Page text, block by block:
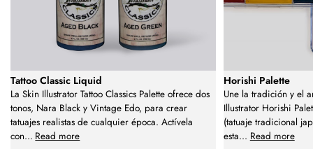
Tattoo Classic Liquid
La Skin Illustrator Tattoo Classics Palette ofrece dos
tonos, Nara Black y Vintage Edo, para crear
tatuajes realistas de cualquier época. Actívela
con... Read more
Horishi Palette
Une la tradición y el
Illustrator Horishi
(tatuaje tradicional
esta... Read more